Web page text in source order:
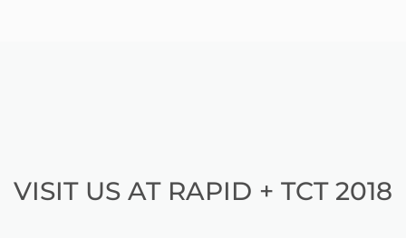
VISIT US AT RAPID + TCT 2018